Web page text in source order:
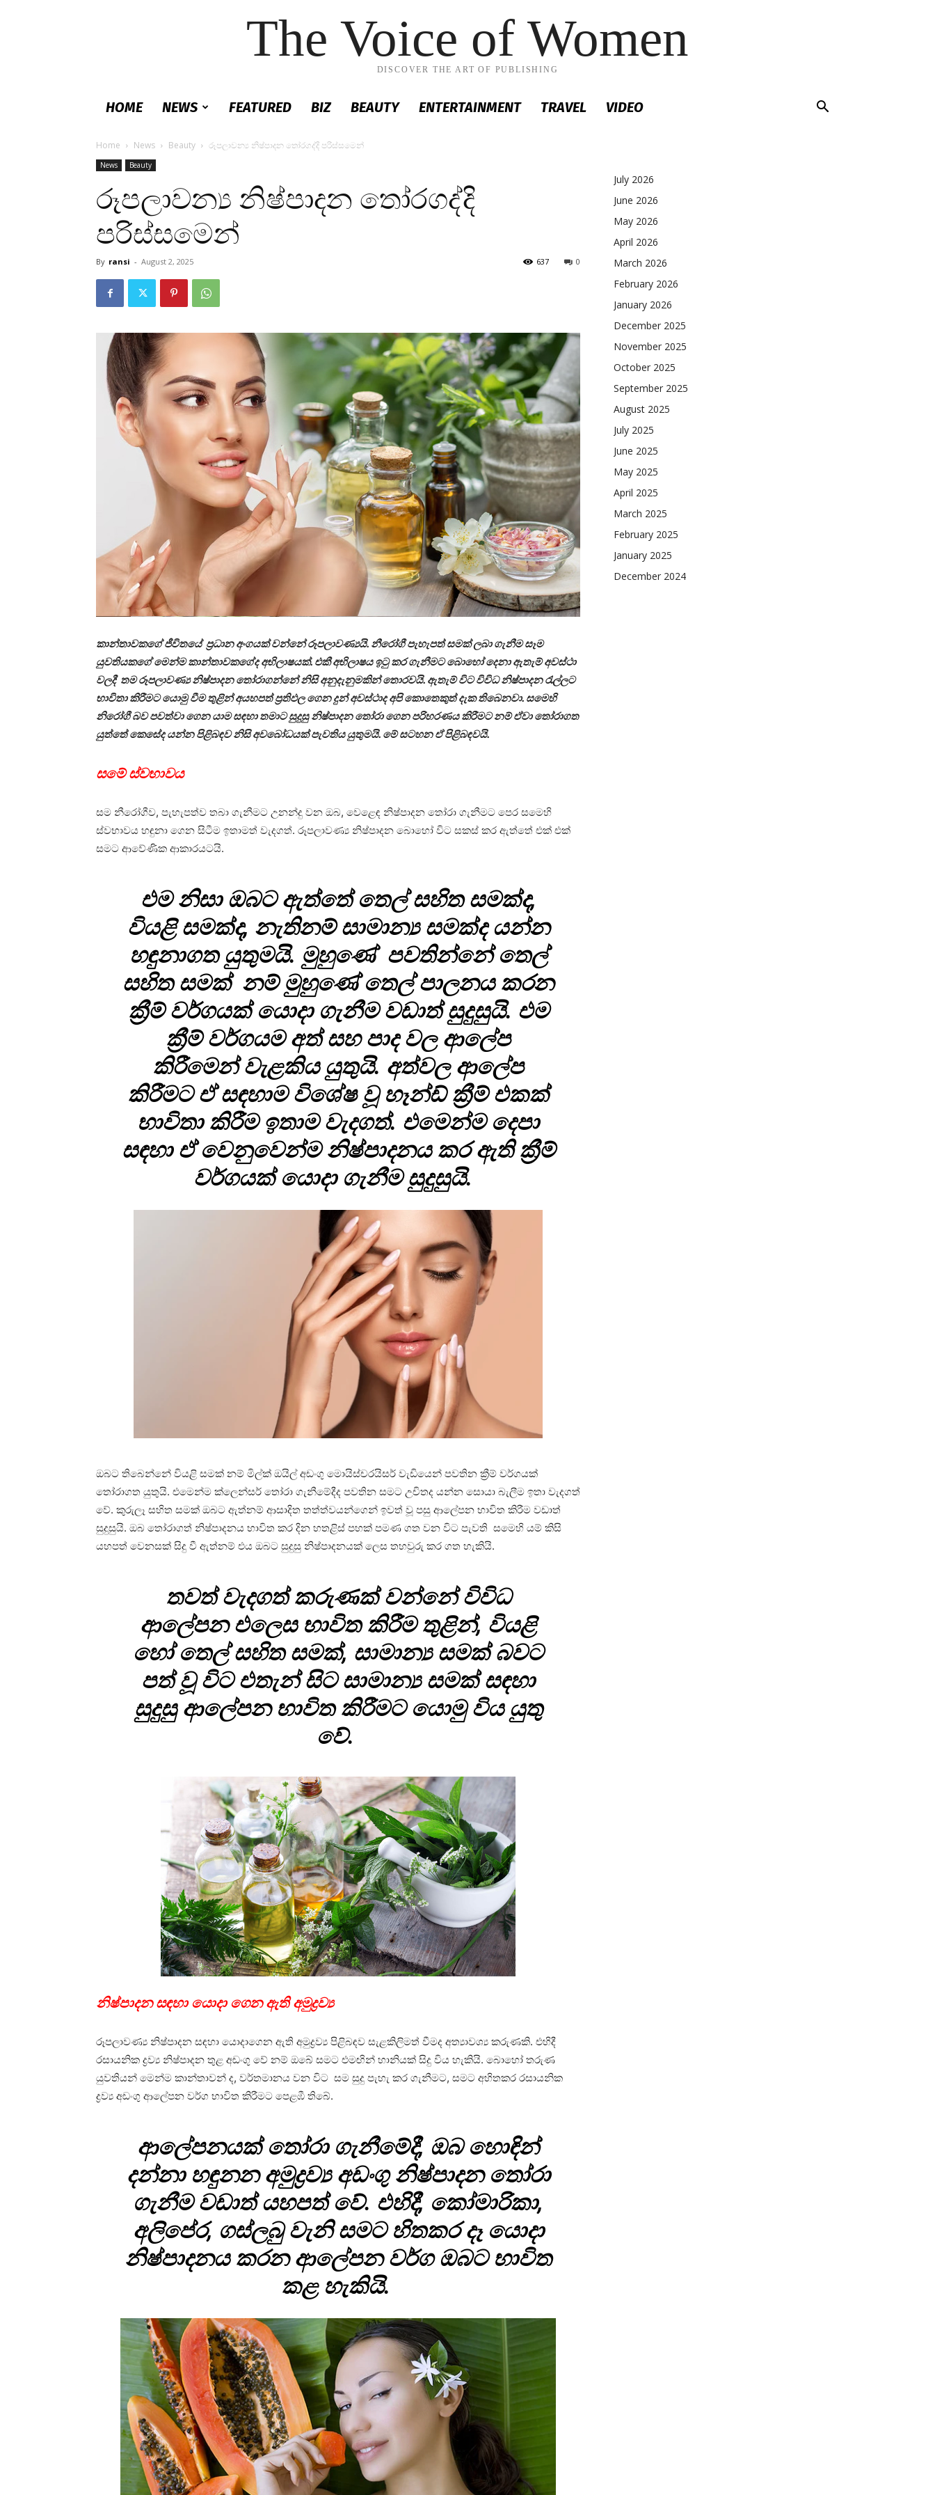
The Voice of Women
DISCOVER THE ART OF PUBLISHING
HOME NEWS FEATURED BIZ BEAUTY ENTERTAINMENT TRAVEL VIDEO
Home News Beauty රූපලාවන්‍ය නිෂ්පාදන තෝරගද්දි පරිස්සමෙන්
News Beauty
රූපලාවන්‍ය නිෂ්පාදන තෝරගද්දි
පරිස්සමෙන්
By ransi - August 2, 2025 0
637
කාන්තාවකගේ ජීවිතයේ ප්‍රධාන අංගයක් වන්නේ රූපලාවණ්‍යයි. නීරෝගී පැහැපත් සමක් ලබා ගැනීම සෑම
යුවතියකගේ මෙන්ම කාන්තාවකගේද අභිලාෂයක්. එකී අභිලාෂය ඉටු කර ගැනීමට බොහෝ දෙනා ඇතැම් අවස්ථා
වලදී තම රූපලාවණ්‍ය නිෂ්පාදන තෝරාගන්නේ නිසි අනුදැනුමකින් තොරවයි. ඇතැම් විට විවිධ නිෂ්පාදන රැල්ලට
භාවිතා කිරීමට යොමු වීම තුළින් අයහපත් ප්‍රතිඵල ගෙන දුන් අවස්ථාද අපි කොතෙකුත් දැක තිබෙනවා. සමෙහි
නිරෝගී බව පවත්වා ගෙන යාම සඳහා තමාට සුදුසු නිෂ්පාදන තෝරා ගෙන පරිහරණය කිරීමට නම් ඒවා තෝරාගත
යුත්තේ කෙසේද යන්න පිළිබඳව නිසි අවබෝධයක් පැවතිය යුතුමයි. මේ සටහන ඒ පිළිබඳවයි.
සමේ ස්වභාවය
සම නීරෝගීව, පැහැපත්ව තබා ගැනීමට උනන්දු වන ඔබ, වෙළෙඳ නිෂ්පාදන තෝරා ගැනීමට පෙර සමෙහි
ස්වභාවය හඳුනා ගෙන සිටීම ඉතාමත් වැදගත්. රූපලාවණ්‍ය නිෂ්පාදන බොහෝ විට සකස් කර ඇත්තේ එක් එක්
සමට ආවේණික ආකාරයටයි.
එම නිසා ඔබට ඇත්තේ තෙල් සහිත සමක්ද,
වියළි සමක්ද, නැතිනම් සාමාන්‍ය සමක්ද යන්න
හඳුනාගත යුතුමයි. මුහුණේ පවතින්නේ තෙල්
සහිත සමක් නම් මුහුණේ තෙල් පාලනය කරන
ක්‍රීම් වර්ගයක් යොදා ගැනීම වඩාත් සුදුසුයි. එම
ක්‍රීම් වර්ගයම අත් සහ පාද වල ආලේප
කිරීමෙන් වැළකිය යුතුයි. අත්වල ආලේප
කිරීමට ඒ සඳහාම විශේෂ වූ හෑන්ඩ් ක්‍රීම් එකක්
භාවිතා කිරීම ඉතාම වැදගත්. එමෙන්ම දෙපා
සඳහා ඒ වෙනුවෙන්ම නිෂ්පාදනය කර ඇති ක්‍රීම්
වර්ගයක් යොදා ගැනීම සුදුසුයි.
ඔබට තිබෙන්නේ වියළි සමක් නම් මිල්ක් ඔයිල් අඩංගු මොයිස්ච‍රයිසර් වැඩියෙන් පවතින ක්‍රීම් වර්ගයක්
තෝරාගත යුතුයි. එමෙන්ම ක්ලෙන්සර් තෝරා ගැනීමේදීද පවතින සමට උචිතද යන්න සොයා බැලීම ඉතා වැදගත්
වේ. කුරුලෑ සහිත සමක් ඔබට ඇත්නම් ආසාදිත තත්ත්වයන්ගෙන් ඉවත් වූ පසු ආලේපන භාවිත කිරීම වඩාත්
සුදුසුයි. ඔබ තෝරාගත් නිෂ්පාදනය භාවිත කර දින හතළිස් පහක් පමණ ගත වන විට පැවති සමෙහි යම් කිසි
යහපත් වෙනසක් සිදු වී ඇත්නම් එය ඔබට සුදුසු නිෂ්පාදනයක් ලෙස තහවුරු කර ගත හැකියි.
තවත් වැදගත් කරුණක් වන්නේ විවිධ
ආලේපන එලෙස භාවිත කිරීම තුළින්, වියළි
හෝ තෙල් සහිත සමක්, සාමාන්‍ය සමක් බවට
පත් වූ විට එතැන් සිට සාමාන්‍ය සමක් සඳහා
සුදුසු ආලේපන භාවිත කිරීමට යොමු විය යුතු
වේ.
නිෂ්පාදන සඳහා යොදා ගෙන ඇති අමුද්‍රව්‍ය
රූපලාවණ්‍ය නිෂ්පාදන සඳහා යොදාගෙන ඇති අමුද්‍රව්‍ය පිළිබඳව සැළකිලිමත් වීමද අත්‍යාවශ්‍ය කරුණකි. එහිදී
රසායනික ද්‍රව්‍ය නිෂ්පාදන තුළ අඩංගු වේ නම් ඔබේ සමට එමඟින් හානියක් සිදු විය හැකියි. බොහෝ තරුණ
යුවතියන් මෙන්ම කාන්තාවන් ද, වර්තමානය වන විට සම සුදු පැහැ කර ගැනීමට, සමට අහිතකර රසායනික
ද්‍රව්‍ය අඩංගු ආලේපන වර්ග භාවිත කිරීමට පෙළඹී තිබේ.
ආලේපනයක් තෝරා ගැනීමේදී, ඔබ හොඳින්
දන්නා හඳුනන අමුද්‍රව්‍ය අඩංගු නිෂ්පාදන තෝරා
ගැනීම වඩාත් යහපත් වේ. එහිදී, කෝමාරිකා,
අලිපේර, ගස්ලබු වැනි සමට හිතකර දෑ යොදා
නිෂ්පාදනය කරන ආලේපන වර්ග ඔබට භාවිත
කළ හැකියි.
July 2026
June 2026
May 2026
April 2026
March 2026
February 2026
January 2026
December 2025
November 2025
October 2025
September 2025
August 2025
July 2025
June 2025
May 2025
April 2025
March 2025
February 2025
January 2025
December 2024